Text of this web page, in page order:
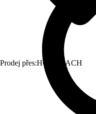
Prodej přes:HORNBACH